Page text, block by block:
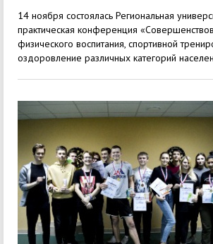
14 ноября состоялась Региональная
практическая конференция
физического воспитания, спортивной
оздоровление различных категорий